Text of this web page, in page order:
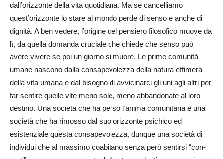
dall’orizzonte della vita quotidiana. Ma se cancelliamo
quest’orizzonte lo stare al mondo perde di senso e anche di
dignità. A ben vedere, l’origine del pensiero filosofico muove da
lì, da quella domanda cruciale che chiede che senso può
avere vivere se poi un giorno si muore. Le prime comunità
umane nascono dalla consapevolezza della natura effimera
della vita umana e dal bisogno di avvicinarci gli uni agli altri per
far sentire quelle vite meno sole, meno abbandonate al loro
destino. Una società che ha perso l’anima comunitaria è una
società che ha rimosso dal suo orizzonte psichico ed
esistenziale questa consapevolezza, dunque una società di
individui che al massimo coabitano senza però sentirsi “con-